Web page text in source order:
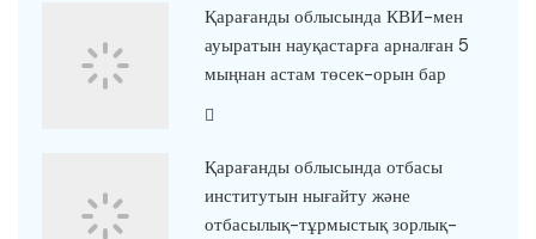
Қарағанды облысында КВИ-мен
ауыратын науқастарға арналған 5
мыңнан астам төсек-орын бар
Қарағанды облысында отбасы
институтын нығайту және
отбасылық-тұрмыстық зорлық-